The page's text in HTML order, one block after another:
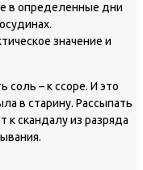
в определенные дни
значение и
соль – к ссоре. И это
в старину. Рассыпать
к скандалу из разряда